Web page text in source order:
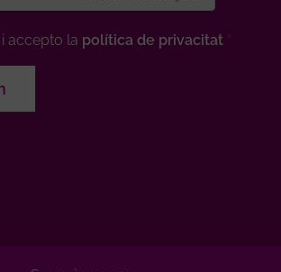
accepto la política de privacitat